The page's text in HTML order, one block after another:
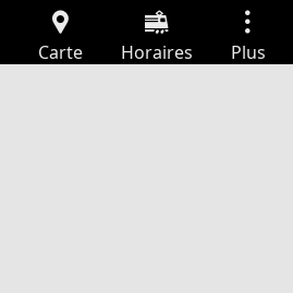
Carte Horaires Plus